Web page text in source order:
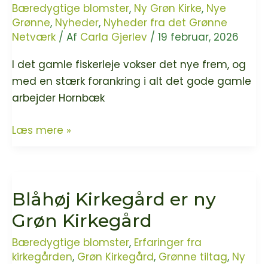
Bæredygtige blomster, Ny Grøn Kirke, Nye
Grønne, Nyheder, Nyheder fra det Grønne
Netværk / Af Carla Gjerlev / 19 februar, 2026
I det gamle fiskerleje vokser det nye frem, og
med en stærk forankring i alt det gode gamle
arbejder Hornbæk
Hornbæk
Grøn
Kirke
Læs mere »
Blåhøj Kirkegård er ny
Grøn Kirkegård
Bæredygtige blomster, Erfaringer fra
kirkegården, Grøn Kirkegård, Grønne tiltag, Ny